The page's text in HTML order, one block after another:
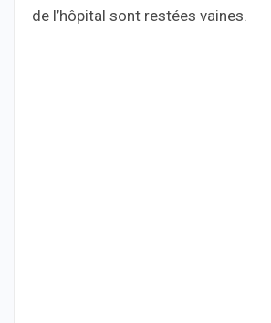
de l’hôpital sont restées vaines.